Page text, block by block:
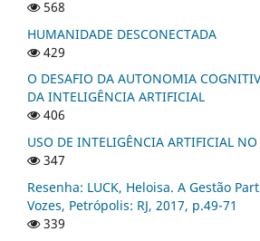
568
HUMANIDADE DESCONECTADA
429
O DESAFIO DA AUTONOMIA
DA INTELIGÊNCIA ARTIFICIAL
406
USO DE INTELIGÊNCIA ARTIFICIAL
347
Resenha: LUCK, Heloisa. A Gestão
Vozes, Petrópolis: RJ, 2017, p.49-71
339